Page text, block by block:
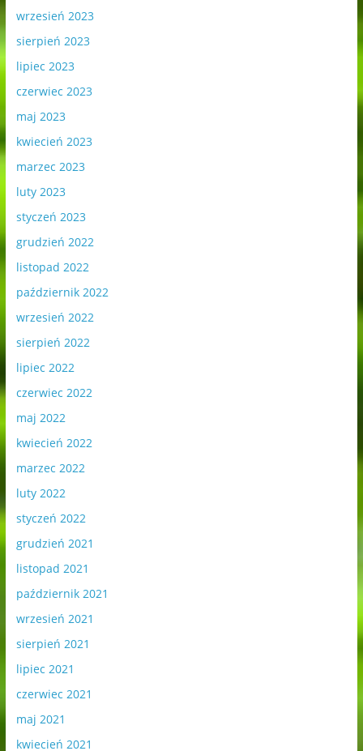
wrzesień 2023
sierpień 2023
lipiec 2023
czerwiec 2023
maj 2023
kwiecień 2023
marzec 2023
luty 2023
styczeń 2023
grudzień 2022
listopad 2022
październik 2022
wrzesień 2022
sierpień 2022
lipiec 2022
czerwiec 2022
maj 2022
kwiecień 2022
marzec 2022
luty 2022
styczeń 2022
grudzień 2021
listopad 2021
październik 2021
wrzesień 2021
sierpień 2021
lipiec 2021
czerwiec 2021
maj 2021
kwiecień 2021